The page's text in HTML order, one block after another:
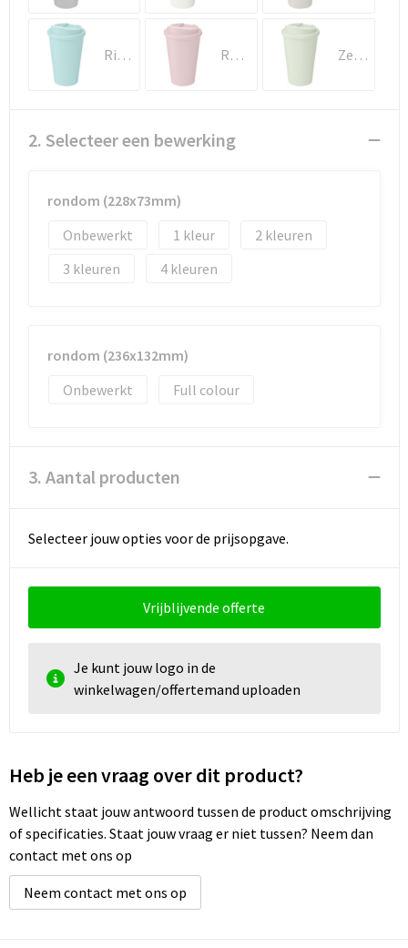
Koeltassen en Koelboxen
Toilettassen
Goodiebags
Rifblauw Roze Zeeglasgroen
2. Selecteer een bewerking
rondom (228x73mm)
Onbewerkt
1
2
3
4
rondom (236x132mm)
Onbewerkt
Full colour
3. Aantal producten
Selecteer jouw opties voor de prijsopgave.
Vrijblijvende offerte
Je kunt jouw logo in de
winkelwagen/offertemand uploaden
Heb je een vraag over dit product?
Wellicht staat jouw antwoord tussen de product omschrijving
of specificaties. Staat jouw vraag er niet tussen? Neem dan
contact met ons op
Neem contact met ons op